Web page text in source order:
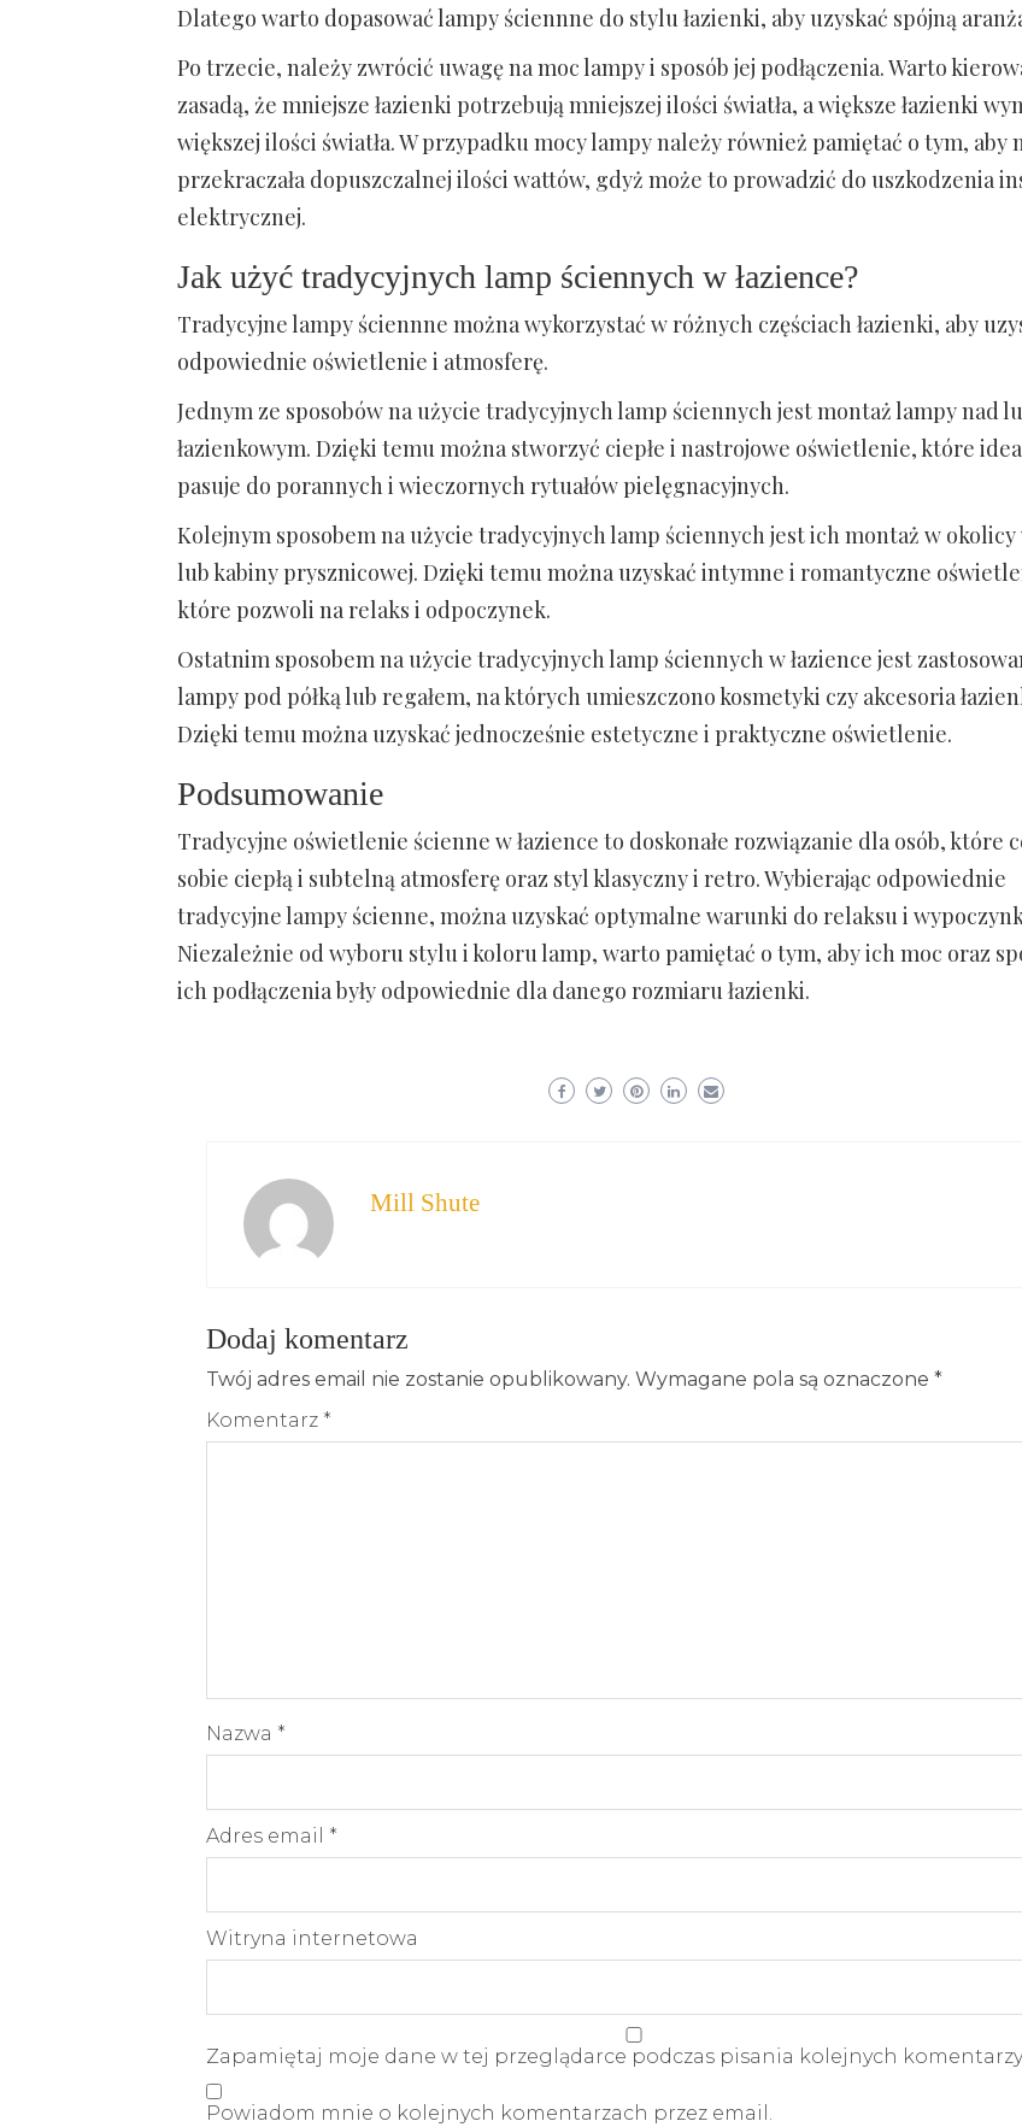
Dlatego warto dopasować lampy ściennne do stylu łazienki, aby uzyskać spójną
Po trzecie, należy zwrócić uwagę na moc lampy i sposób jej podłączenia. Warto
zasadą, że mniejsze łazienki potrzebują mniejszej ilości światła, a większe łazienki
większej ilości światła. W przypadku mocy lampy należy również pamiętać o tym, aby
przekraczała dopuszczalnej ilości wattów, gdyż może to prowadzić do uszkodzenia
elektrycznej.
Jak użyć tradycyjnych lamp ściennych w łazience?
Tradycyjne lampy ściennne można wykorzystać w różnych częściach łazienki, aby
odpowiednie oświetlenie i atmosferę.
Jednym ze sposobów na użycie tradycyjnych lamp ściennych jest montaż lampy nad
łazienkowym. Dzięki temu można stworzyć ciepłe i nastrojowe oświetlenie, które
pasuje do porannych i wieczornych rytuałów pielęgnacyjnych.
Kolejnym sposobem na użycie tradycyjnych lamp ściennych jest ich montaż w okolicy
lub kabiny prysznicowej. Dzięki temu można uzyskać intymne i romantyczne
które pozwoli na relaks i odpoczynek.
Ostatnim sposobem na użycie tradycyjnych lamp ściennych w łazience jest
lampy pod półką lub regałem, na których umieszczono kosmetyki czy akcesoria
Dzięki temu można uzyskać jednocześnie estetyczne i praktyczne oświetlenie.
Podsumowanie
Tradycyjne oświetlenie ścienne w łazience to doskonałe rozwiązanie dla osób, które
sobie ciepłą i subtelną atmosferę oraz styl klasyczny i retro. Wybierając odpowiednie
tradycyjne lampy ścienne, można uzyskać optymalne warunki do relaksu i
Niezależnie od wyboru stylu i koloru lamp, warto pamiętać o tym, aby ich moc oraz
ich podłączenia były odpowiednie dla danego rozmiaru łazienki.
Mill Shute
Dodaj komentarz
Twój adres email nie zostanie opublikowany. Wymagane pola są oznaczone *
Komentarz *
Nazwa *
Adres email *
Witryna internetowa
Zapamiętaj moje dane w tej przeglądarce podczas pisania kolejnych
Powiadom mnie o kolejnych komentarzach przez email.